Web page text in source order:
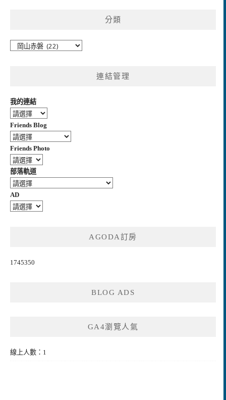
分類
連結管理
我的連結
Friends Blog
Friends Photo
部落軌道
AD
AGODA訂房
1745350
BLOG ADS
GA4瀏覽人氣
線上人數：1